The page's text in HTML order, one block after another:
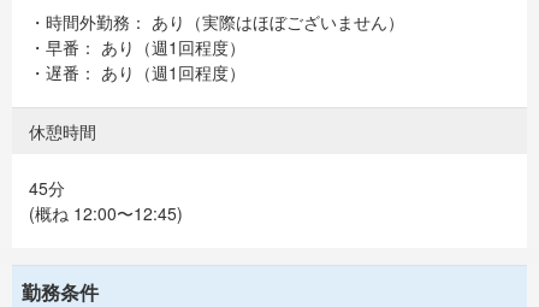
・時間外勤務： あり（実際はほぼございません）
・早番： あり（週1回程度）
・遅番： あり（週1回程度）
休憩時間
45分
(概ね 12:00〜12:45)
勤務条件